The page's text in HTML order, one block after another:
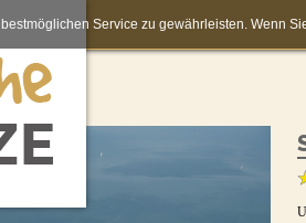
Service zu gewährleisten. Wenn